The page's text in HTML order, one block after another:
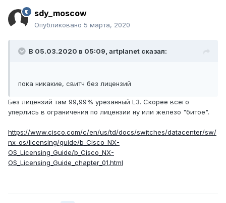
sdy_moscow
Опубликовано 5 марта, 2020
В 05.03.2020 в 05:09, artplanet сказал:
пока никакие, свитч без лицензий
Без лицензий там 99,99% урезанный L3. Скорее всего
уперлись в ограничения по лицензии ну или железо "битое".
https://www.cisco.com/c/en/us/td/docs/switches/datacenter/sw/
nx-os/licensing/guide/b_Cisco_NX-
OS_Licensing_Guide/b_Cisco_NX-
OS_Licensing_Guide_chapter_01.html